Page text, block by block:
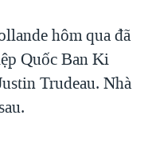
hôm qua đã
Quốc Ban Ki
Trudeau. Nhà